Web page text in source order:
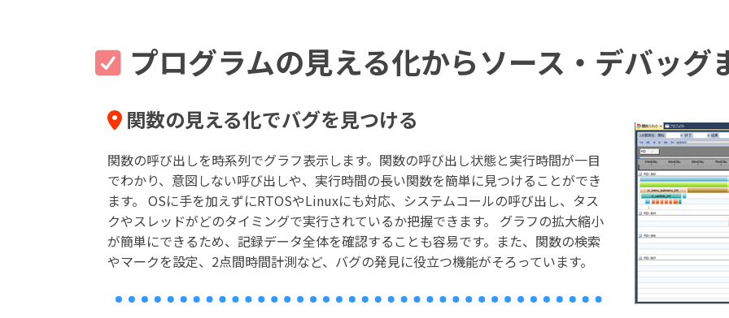
プログラムの見える化からソース・デバッグ
関数の見える化でバグを見つける
関数の呼び出しを時系列でグラフ表示します。関数の呼び出し状態と実行時間が一目
でわかり、意図しない呼び出しや、実行時間の長い関数を簡単に見つけることができ
ます。 OSに手を加えずにRTOSやLinuxにも対応、システムコールの呼び出し、タス
クやスレッドがどのタイミングで実行されているか把握できます。 グラフの拡大縮小
が簡単にできるため、記録データ全体を確認することも容易です。また、関数の検索
やマークを設定、2点間時間計測など、バグの発見に役立つ機能がそろっています。